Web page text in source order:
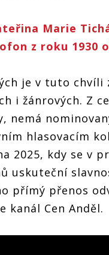
Marie
z roku 1930
je v tuto chvíli
i žánrových. Z
nemá
hlasovacím
2025, kdy se v
uskuteční
přímý přenos
kanál Cen Anděl.